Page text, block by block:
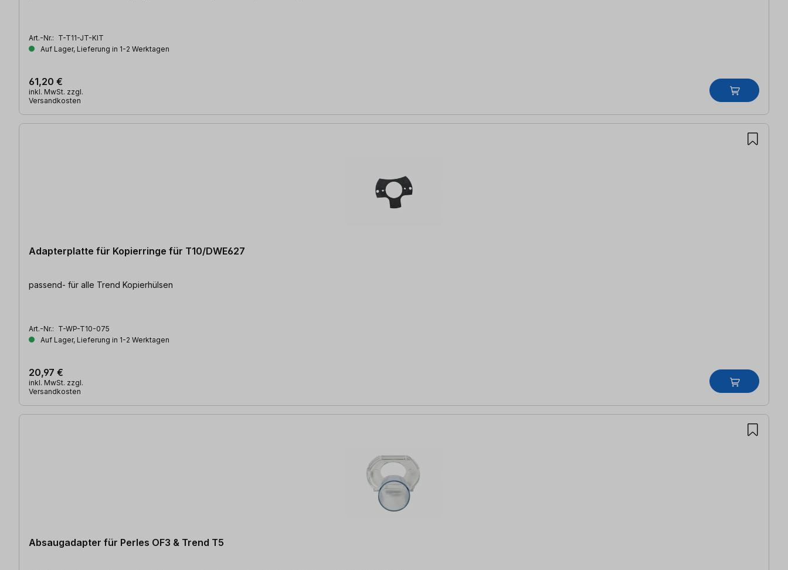
Art.-Nr.: T-T11-JT-KIT
Auf Lager, Lieferung in 1-2 Werktagen
61,20 €
inkl. MwSt. zzgl.
Versandkosten
Adapterplatte für Kopierringe für T10/DWE627
passend- für alle Trend Kopierhülsen
Art.-Nr.: T-WP-T10-075
Auf Lager, Lieferung in 1-2 Werktagen
20,97 €
inkl. MwSt. zzgl.
Versandkosten
Absaugadapter für Perles OF3 & Trend T5